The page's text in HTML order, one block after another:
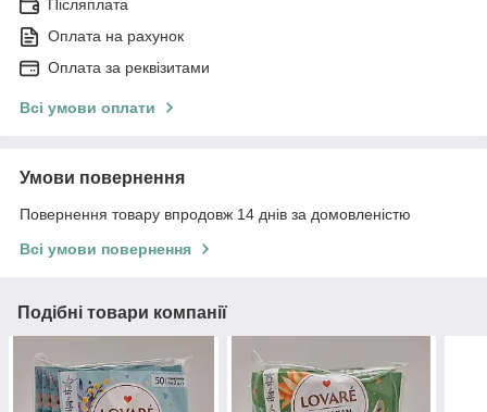
Післяплата
Оплата на рахунок
Оплата за реквізитами
Всі умови оплати
Умови повернення
Повернення товару впродовж 14 днів за домовленістю
Всі умови повернення
Подібні товари компанії